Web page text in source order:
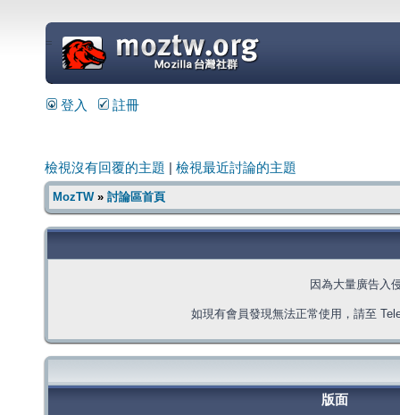
=
登入 註冊
檢視沒有回覆的主題 檢視最近討論的主題
MozTW» 討論區首頁
因為大量廣告入
如現有會員發現無法正常使用，請至
版面